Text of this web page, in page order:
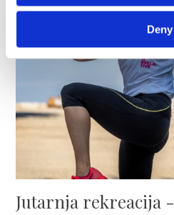
Deny
Jutarnja rekreacija -